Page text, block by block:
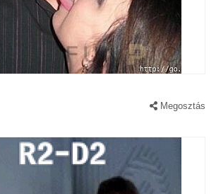
Megosztás